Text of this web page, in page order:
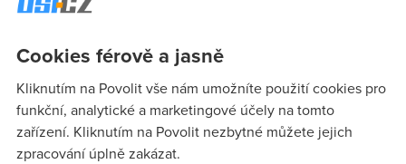
hoj poradte! mam kerio personal firewall a kdyz je normalne
nevite cim to muze byt?pls poradte co v kerio mam udelat,a
kdyz je vypli tak net v poho jede uplne stabilne.moc diky za
odpovedi
Cookies férově a jasně
Kliknutím na Povolit vše nám umožníte použití cookies pro
funkční, analytické a marketingové účely na tomto
zařízení. Kliknutím na Povolit nezbytné můžete jejich
zpracování úplně zakázat.